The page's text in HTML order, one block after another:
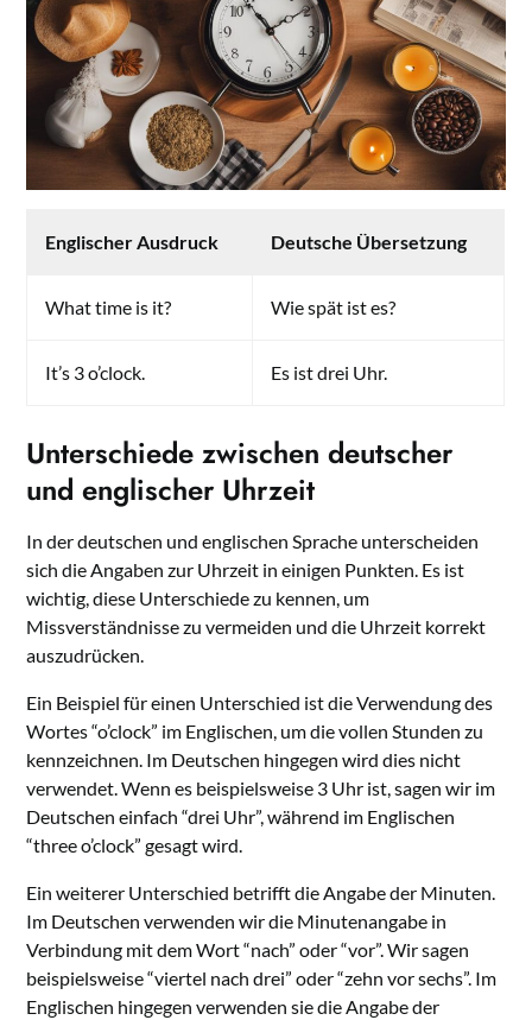
Englischer Ausdruck Deutsche Übersetzung
What time is it? Wie spät ist es?
It’s 3 o’clock. Es ist drei Uhr.
Unterschiede zwischen deutscher
und englischer Uhrzeit
In der deutschen und englischen Sprache unterscheiden
sich die Angaben zur Uhrzeit in einigen Punkten. Es ist
wichtig, diese Unterschiede zu kennen, um
Missverständnisse zu vermeiden und die Uhrzeit korrekt
auszudrücken.
Ein Beispiel für einen Unterschied ist die Verwendung des
Wortes “o’clock” im Englischen, um die vollen Stunden zu
kennzeichnen. Im Deutschen hingegen wird dies nicht
verwendet. Wenn es beispielsweise 3 Uhr ist, sagen wir im
Deutschen einfach “drei Uhr”, während im Englischen
“three o’clock” gesagt wird.
Ein weiterer Unterschied betrifft die Angabe der Minuten.
Im Deutschen verwenden wir die Minutenangabe in
Verbindung mit dem Wort “nach” oder “vor”. Wir sagen
beispielsweise “viertel nach drei” oder “zehn vor sechs”. Im
Englischen hingegen verwenden sie die Angabe der